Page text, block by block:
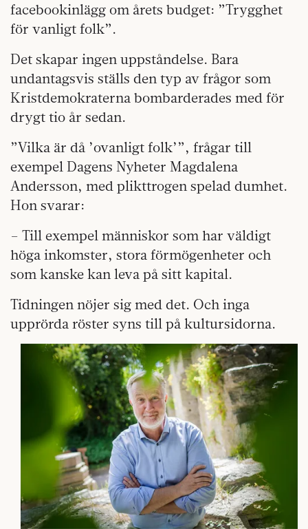
facebookinlägg om årets budget: ”Trygghet
för vanligt folk”.
Det skapar ingen uppståndelse. Bara
undantagsvis ställs den typ av frågor som
Kristdemokraterna bombarderades med för
drygt tio år sedan.
”Vilka är då ’ovanligt folk’”, frågar till
exempel Dagens Nyheter Magdalena
Andersson, med plikttrogen spelad dumhet.
Hon svarar:
– Till exempel människor som har väldigt
höga inkomster, stora förmögenheter och
som kanske kan leva på sitt kapital.
Tidningen nöjer sig med det. Och inga
upprörda röster syns till på kultursidorna.